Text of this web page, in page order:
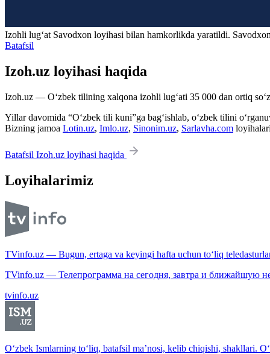
Izohli lugʻat Savodxon loyihasi bilan hamkorlikda yaratildi.
Batafsil
Izoh.uz loyihasi haqida
Izoh.uz — O‘zbek tilining xalqona izohli lug‘ati 35 000 dan ortiq
Yillar davomida “O‘zbek tili kuni”ga bag‘ishlab, o‘zbek tilini
Bizning jamoa Lotin.uz, Imlo.uz, Sinonim.uz, Sarlavha.com
Batafsil Izoh.uz loyihasi haqida
Loyihalarimiz
TVinfo.uz — Bugun, ertaga va keyingi hafta uchun to‘liq
TVinfo.uz — Телепрограмма на сегодня, завтра и ближайшую
tvinfo.uz
O‘zbek Ismlarning to‘liq, batafsil ma’nosi, kelib chiqishi, shakllari.